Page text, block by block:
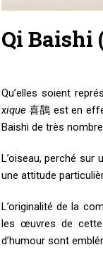
Qi Baishi
Qu’elles soient
xique喜鵲 est en
Baishi de très
L’oiseau, perché sur
une attitude
L’originalité de la
les œuvres de cette
d’humour sont